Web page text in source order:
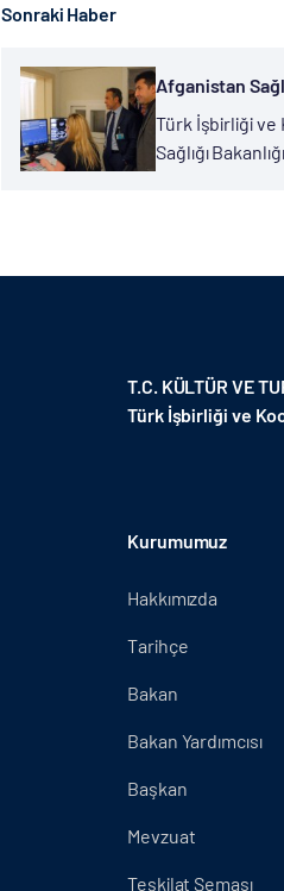
Sonraki Haber
Afganistan
Türk İşbirliği ve
Sağlığı
T.C. KÜLTÜR VE
Türk İşbirliği ve
Kurumumuz
Hakkımızda
Tarihçe
Bakan
Bakan Yardımcısı
Başkan
Mevzuat
Teşkilat Şeması